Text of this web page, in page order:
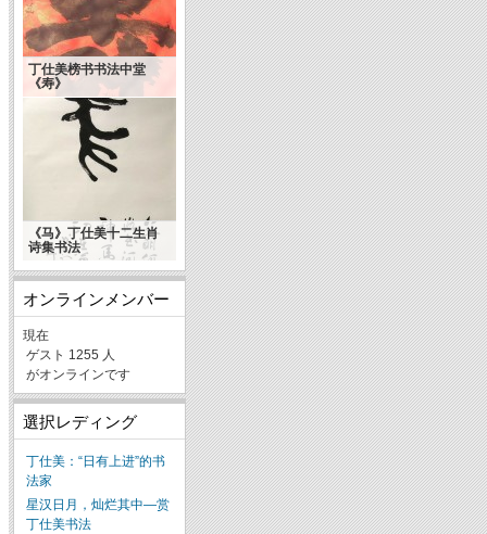
丁仕美榜书书法中堂
《寿》
《马》丁仕美十二生肖
诗集书法
オンラインメンバー
現在
ゲスト 1255 人
がオンラインです
選択レディング
丁仕美：“日有上进”的书
法家
星汉日月，灿烂其中—赏
丁仕美书法